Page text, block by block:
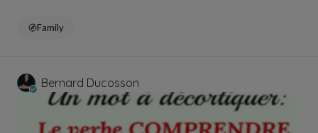
Family
Bernard Ducosson